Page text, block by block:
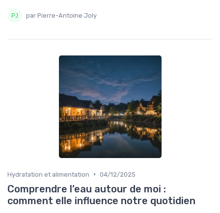
par Pierre-Antoine Joly
Hydratation et alimentation • 04/12/2025
Comprendre l’eau autour de moi :
comment elle influence notre quotidien